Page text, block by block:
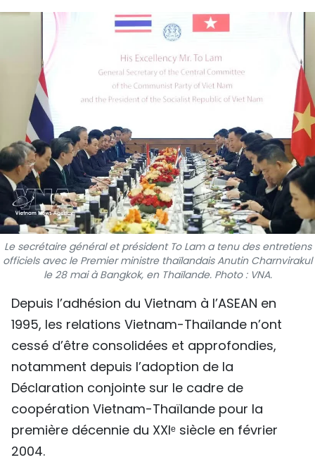
FRANCOPHONIE
PAYS NATAL
INTERNATIONAL
MÉGASTORIE
INFOGRAPHIE
PHOTO
VIDÉO
À PROPOS DU "PEUPLE"
TIẾNG VIỆT
ENGLISH
中文
РУССКИЙ
Le secrétaire général et président To Lam a tenu des entretiens
officiels avec le Premier ministre thaïlandais Anutin Charnvirakul
le 28 mai à Bangkok, en Thaïlande. Photo : VNA.
Depuis l’adhésion du Vietnam à l’ASEAN en
1995, les relations Vietnam-Thaïlande n’ont
cessé d’être consolidées et approfondies,
notamment depuis l’adoption de la
Déclaration conjointe sur le cadre de
coopération Vietnam-Thaïlande pour la
première décennie du XXIᵉ siècle en février
2004.